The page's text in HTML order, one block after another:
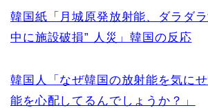
韓国紙「月城原発放射能、ダラダ
中に施設破損” 人災」韓国の反応
韓国人「なぜ韓国の放射能を気に
能を心配してるんでしょうか？」